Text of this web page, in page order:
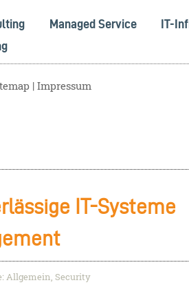
Managed Service
IT-
Impressum
IT-Systeme
Allgemein, Security